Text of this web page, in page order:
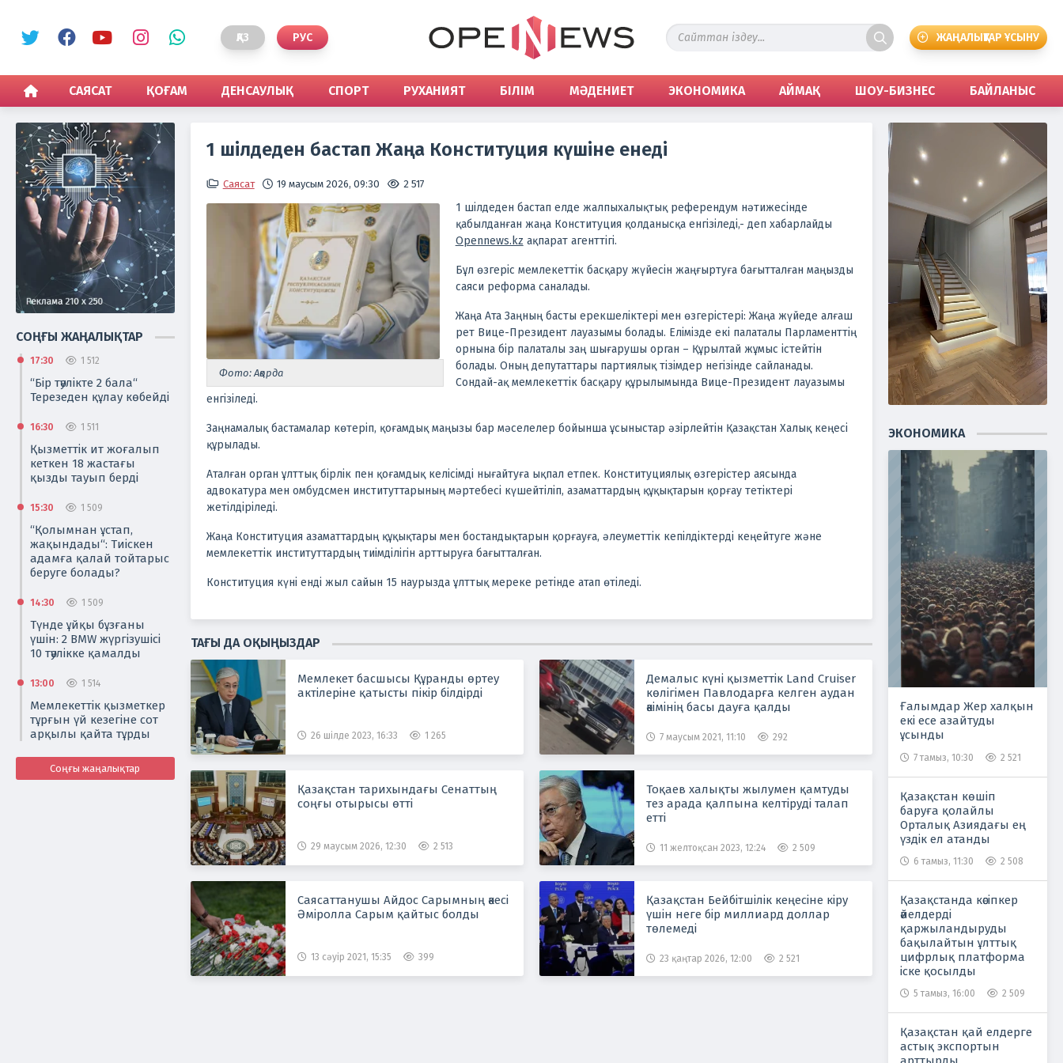
ҚАЗ РУС ЖАҢАЛЫҚТАР ҰСЫНУ
САЯСАТ ҚОҒАМ ДЕНСАУЛЫҚ СПОРТ РУХАНИЯТ БІЛІМ МӘДЕНИЕТ ЭКОНОМИКА АЙМАҚ ШОУ-БИЗНЕС БАЙЛАНЫС
СОҢҒЫ ЖАҢАЛЫҚТАР
17:30 1 512
“Бір тәулікте 2 бала“
Терезеден құлау көбейді
16:30 1 511
Қызметтік ит жоғалып
кеткен 18 жастағы
қызды тауып берді
15:30 1 509
“Қолымнан ұстап,
жақындады“: Тиіскен
адамға қалай тойтарыс
беруге болады?
14:30 1 509
Түнде ұйқы бұзғаны
үшін: 2 BMW жүргізушісі
10 тәулікке қамалды
13:00 1 514
Мемлекеттік қызметкер
тұрғын үй кезегіне сот
арқылы қайта тұрды
Соңғы жаңалықтар
1 шілдеден бастап Жаңа Конституция күшіне енеді
Саясат 19 маусым 2026, 09:30 2 517
Фото: Ақорда
1 шілдеден бастап елде жалпыхалықтық референдум нәтижесінде
қабылданған жаңа Конституция қолданысқа енгізіледі,- деп хабарлайды
Оpennews.kz ақпарат агенттігі.
Бұл өзгеріс мемлекеттік басқару жүйесін жаңғыртуға бағытталған маңызды
саяси реформа саналады.
Жаңа Ата Заңның басты ерекшеліктері мен өзгерістері: Жаңа жүйеде алғаш
рет Вице-Президент лауазымы болады. Елімізде екі палаталы Парламенттің
орнына бір палаталы заң шығарушы орган – Құрылтай жұмыс істейтін
болады. Оның депутаттары партиялық тізімдер негізінде сайланады.
Сондай-ақ мемлекеттік басқару құрылымында Вице-Президент лауазымы
енгізіледі.
Заңнамалық бастамалар көтеріп, қоғамдық маңызы бар мәселелер бойынша ұсыныстар әзірлейтін Қазақстан Халық кеңесі
құрылады.
Аталған орган ұлттық бірлік пен қоғамдық келісімді нығайтуға ықпал етпек. Конституциялық өзгерістер аясында
адвокатура мен омбудсмен институттарының мәртебесі күшейтіліп, азаматтардың құқықтарын қорғау тетіктері
жетілдіріледі.
Жаңа Конституция азаматтардың құқықтары мен бостандықтарын қорғауға, әлеуметтік кепілдіктерді кеңейтуге және
мемлекеттік институттардың тиімділігін арттыруға бағытталған.
Конституция күні енді жыл сайын 15 наурызда ұлттық мереке ретінде атап өтіледі.
ТАҒЫ ДА ОҚЫҢЫЗДАР
Мемлекет басшысы Құранды өртеу
актілеріне қатысты пікір білдірді
26 шілде 2023, 16:33 1 265
Демалыс күні қызметтік Land Cruiser
көлігімен Павлодарға келген аудан
әкімінің басы дауға қалды
7 маусым 2021, 11:10 292
Қазақстан тарихындағы Сенаттың
соңғы отырысы өтті
29 маусым 2026, 12:30 2 513
Тоқаев халықты жылумен қамтуды
тез арада қалпына келтіруді талап
етті
11 желтоқсан 2023, 12:24 2 509
Саясаттанушы Айдос Сарымның әкесі
Әміролла Сарым қайтыс болды
13 сәуір 2021, 15:35 399
Қазақстан Бейбітшілік кеңесіне кіру
үшін неге бір миллиард доллар
төлемеді
23 қаңтар 2026, 12:00 2 521
ЭКОНОМИКА
Ғалымдар Жер халқын
екі есе азайтуды
ұсынды
7 тамыз, 10:30 2 521
Қазақстан көшіп
баруға қолайлы
Орталық Азиядағы ең
үздік ел атанды
6 тамыз, 11:30 2 508
Қазақстанда кәсіпкер
әйелдерді
қаржыландыруды
бақылайтын ұлттық
цифрлық платформа
іске қосылды
5 тамыз, 16:00 2 509
Қазақстан қай елдерге
астық экспортын